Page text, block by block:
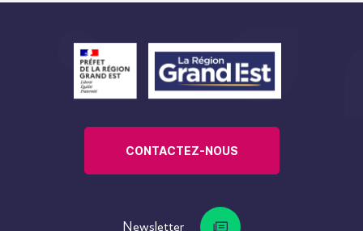
CONTACTEZ-NOUS
Newsletter